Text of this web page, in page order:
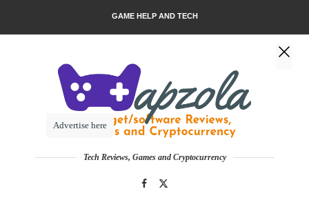
GAME HELP AND TECH
Tech Reviews, Games and Cryptocurrency
Advertise here